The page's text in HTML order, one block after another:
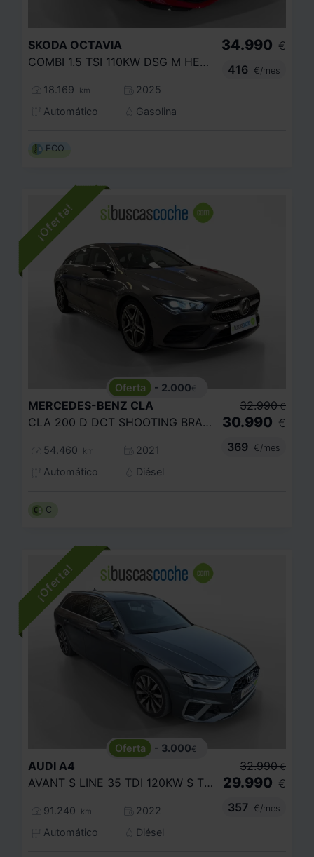
SKODA OCTAVIA
COMBI 1.5 TSI 110KW DSG M HEV SPORTLINE
18.169 km
2025
Automático
Gasolina
34.990 €
416
€/mes
ECO
- 2.000€
MERCEDES-BENZ CLA
CLA 200 D DCT SHOOTING BRAKE
54.460 km
2021
Automático
Diésel
32.990 €
30.990 €
369
€/mes
C
- 3.000€
AUDI A4
AVANT S LINE 35 TDI 120KW S TRONIC
91.240 km
2022
Automático
Diésel
32.990 €
29.990 €
357
€/mes